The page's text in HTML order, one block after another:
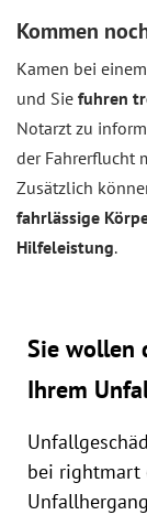
Kommen
Kamen bei
und Sie fuhren
Notarzt zu
der Fahrerflucht
Zusätzlich
fahrlässige
Hilfeleistung.
Sie wollen
Ihrem
bei rightmart